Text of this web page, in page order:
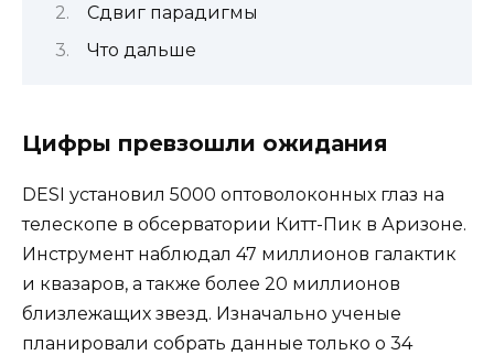
Сдвиг парадигмы
Что дальше
Цифры превзошли ожидания
DESI установил 5000 оптоволоконных глаз на
телескопе в обсерватории Китт-Пик в Аризоне.
Инструмент наблюдал 47 миллионов галактик
и квазаров, а также более 20 миллионов
близлежащих звезд. Изначально ученые
планировали собрать данные только о 34